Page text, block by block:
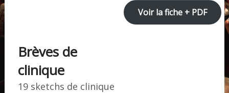
Voir la fiche + PDF
Brèves de
clinique
19 sketchs de clinique